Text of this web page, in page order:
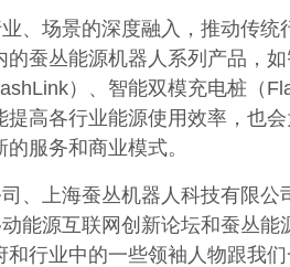
、场景的深度融入，推动传统
蚕丛能源机器人系列产品，
）、智能双模充电桩（
高各行业能源使用效率，也
的服务和商业模式。
、上海蚕丛机器人科技有限公
能源互联网创新论坛和蚕丛能
行业中的一些领袖人物跟我